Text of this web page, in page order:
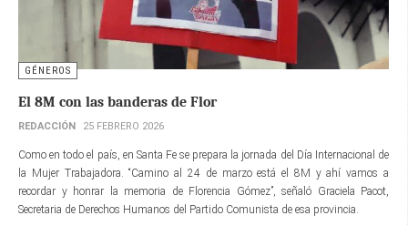
GÉNEROS
El 8M con las banderas de Flor
REDACCIÓN 25 FEBRERO 2026
Como en todo el país, en Santa Fe se prepara la jornada del Día Internacional de
la Mujer Trabajadora. “Camino al 24 de marzo está el 8M y ahí vamos a
recordar y honrar la memoria de Florencia Gómez”, señaló Graciela Pacot,
Secretaria de Derechos Humanos del Partido Comunista de esa provincia.